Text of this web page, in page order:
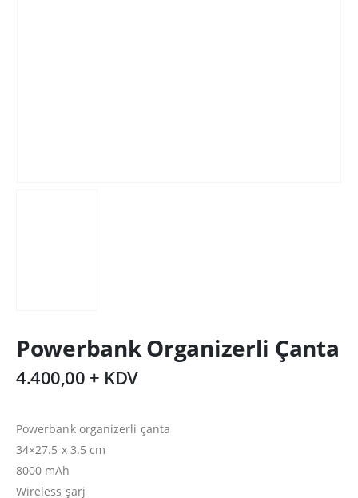
Powerbank Organizerli Çanta
4.400,00 + KDV
Powerbank organizerli çanta
34×27.5 x 3.5 cm
8000 mAh
Wireless şarj